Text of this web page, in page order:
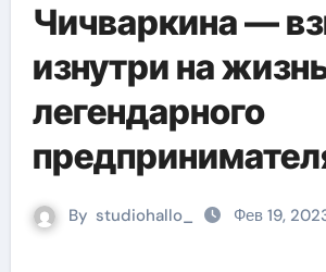
Чичваркина —
изнутри на
легендарного
By studiohallo_ Фев 19,